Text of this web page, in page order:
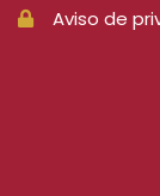
Aviso de